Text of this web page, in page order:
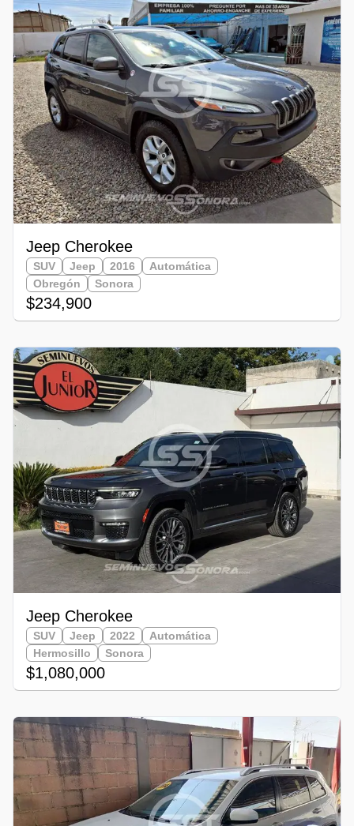
Jeep Cherokee
SUV Jeep 2016
Automática
Obregón
Sonora
$234,900
Jeep Cherokee
SUV Jeep 2022
Automática
Hermosillo
Sonora
$1,080,000